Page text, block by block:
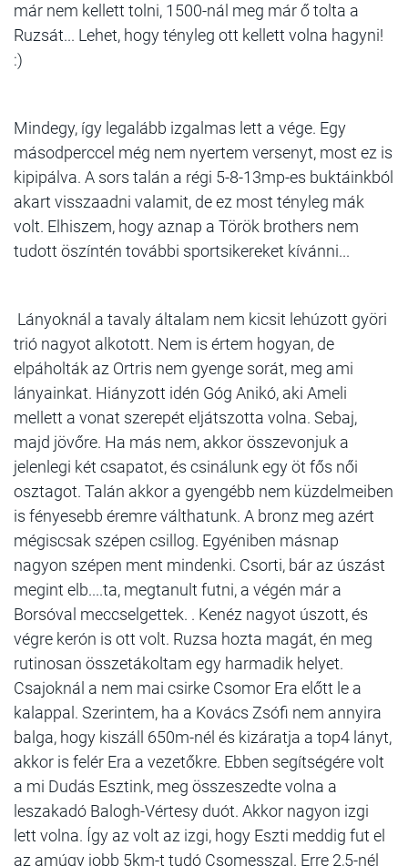
már nem kellett tolni, 1500-nál meg már ő tolta a
Ruzsát... Lehet, hogy tényleg ott kellett volna hagyni!
:)
Mindegy, így legalább izgalmas lett a vége. Egy
másodperccel még nem nyertem versenyt, most ez is
kipipálva. A sors talán a régi 5-8-13mp-es buktáinkból
akart visszaadni valamit, de ez most tényleg mák
volt. Elhiszem, hogy aznap a Török brothers nem
tudott öszíntén további sportsikereket kívánni...
Lányoknál a tavaly általam nem kicsit lehúzott györi
trió nagyot alkotott. Nem is értem hogyan, de
elpáholták az Ortris nem gyenge sorát, meg ami
lányainkat. Hiányzott idén Góg Anikó, aki Ameli
mellett a vonat szerepét eljátszotta volna. Sebaj,
majd jövőre. Ha más nem, akkor összevonjuk a
jelenlegi két csapatot, és csinálunk egy öt fős női
osztagot. Talán akkor a gyengébb nem küzdelmeiben
is fényesebb éremre válthatunk. A bronz meg azért
mégiscsak szépen csillog. Egyéniben másnap
nagyon szépen ment mindenki. Csorti, bár az úszást
megint elb....ta, megtanult futni, a végén már a
Borsóval meccselgettek. . Kenéz nagyot úszott, és
végre kerón is ott volt. Ruzsa hozta magát, én meg
rutinosan összetákoltam egy harmadik helyet.
Csajoknál a nem mai csirke Csomor Era előtt le a
kalappal. Szerintem, ha a Kovács Zsófi nem annyira
balga, hogy kiszáll 650m-nél és kizáratja a top4 lányt,
akkor is felér Era a vezetőkre. Ebben segítségére volt
a mi Dudás Esztink, meg összeszedte volna a
leszakadó Balogh-Vértesy duót. Akkor nagyon izgi
lett volna. Így az volt az izgi, hogy Eszti meddig fut el
az amúgy jobb 5km-t tudó Csomesszal. Erre 2,5-nél